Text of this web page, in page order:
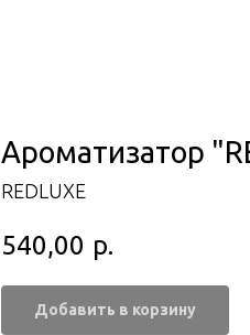
Ароматизатор
REDLUXE
540,00 р.
Добавить в корзину